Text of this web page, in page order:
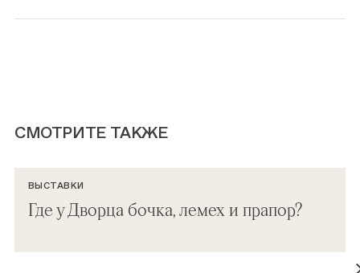
СМОТРИТЕ ТАКЖЕ
ВЫСТАВКИ
Где у Дворца бочка, лемех и прапор?